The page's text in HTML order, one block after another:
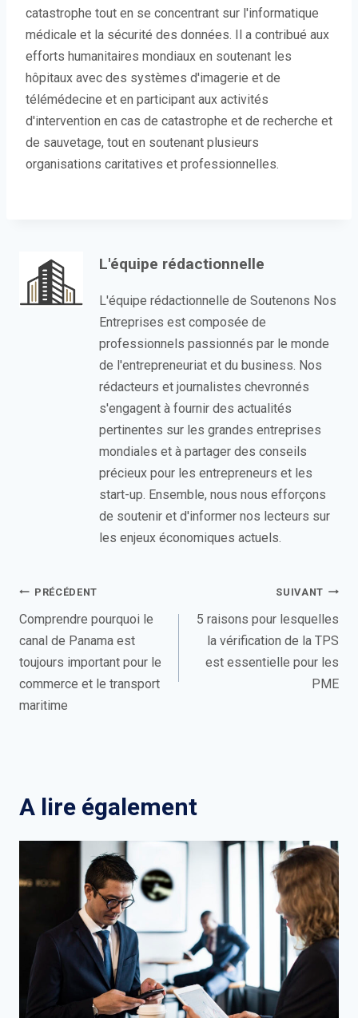
catastrophe tout en se concentrant sur l'informatique
médicale et la sécurité des données. Il a contribué aux
efforts humanitaires mondiaux en soutenant les
hôpitaux avec des systèmes d'imagerie et de
télémédecine et en participant aux activités
d'intervention en cas de catastrophe et de recherche et
de sauvetage, tout en soutenant plusieurs
organisations caritatives et professionnelles.
L'équipe rédactionnelle
L'équipe rédactionnelle de Soutenons Nos
Entreprises est composée de
professionnels passionnés par le monde
de l'entrepreneuriat et du business. Nos
rédacteurs et journalistes chevronnés
s'engagent à fournir des actualités
pertinentes sur les grandes entreprises
mondiales et à partager des conseils
précieux pour les entrepreneurs et les
start-up. Ensemble, nous nous efforçons
de soutenir et d'informer nos lecteurs sur
les enjeux économiques actuels.
Navigation
de
l’article
PRÉCÉDENT
Comprendre pourquoi le
canal de Panama est
toujours important pour le
commerce et le transport
maritime
SUIVANT
5 raisons pour lesquelles
la vérification de la TPS
est essentielle pour les
PME
A lire également